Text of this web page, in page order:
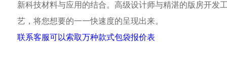
新科技材料与应用的结合。高级设计师与精湛的版房开发
艺，将您想要的一一快速度的呈现出来。
联系客服可以索取万种款式包袋报价表